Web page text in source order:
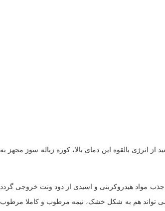
انرژی بالقوه این دمای بالا، کوره زباله سوز مجهز به
جذب مواد هیدروکربنی و اسیدی از دود ونت خروجی گردد
می تواند هم به شکل خشک، نیمه مرطوب و کاملا مرطوب